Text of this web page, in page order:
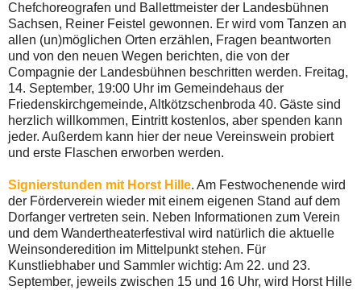
Chefchoreografen und Ballettmeister der Landesbühnen
Sachsen, Reiner Feistel gewonnen. Er wird vom Tanzen an
allen (un)möglichen Orten erzählen, Fragen beantworten
und von den neuen Wegen berichten, die von der
Compagnie der Landesbühnen beschritten werden. Freitag,
14. September, 19:00 Uhr im Gemeindehaus der
Friedenskirchgemeinde, Altkötzschenbroda 40. Gäste sind
herzlich willkommen, Eintritt kostenlos, aber spenden kann
jeder. Außerdem kann hier der neue Vereinswein probiert
und erste Flaschen erworben werden.
Signierstunden mit Horst Hille. Am Festwochenende wird
der Förderverein wieder mit einem eigenen Stand auf dem
Dorfanger vertreten sein. Neben Informationen zum Verein
und dem Wandertheaterfestival wird natürlich die aktuelle
Weinsonderedition im Mittelpunkt stehen. Für
Kunstliebhaber und Sammler wichtig: Am 22. und 23.
September, jeweils zwischen 15 und 16 Uhr, wird Horst Hille